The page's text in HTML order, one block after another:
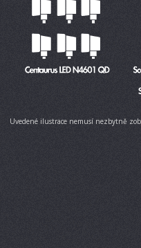
Uvedené ilustrace nemusí nezbytně